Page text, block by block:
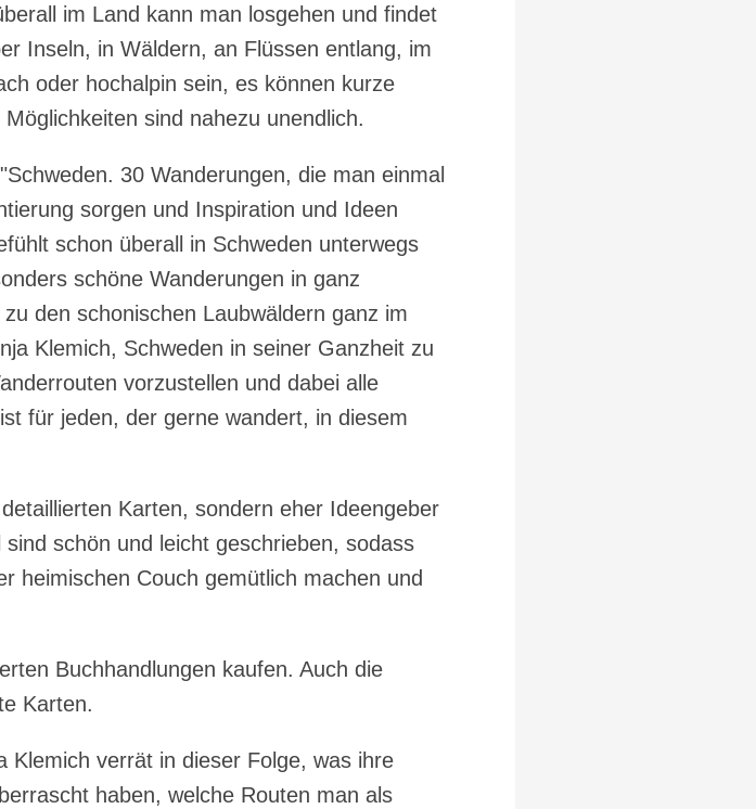
im Land kann man losgehen und findet
Inseln, in Wäldern, an Flüssen entlang, im
oder hochalpin sein, es können kurze
sind nahezu unendlich.
30 Wanderungen, die man einmal
sorgen und Inspiration und Ideen
schon überall in Schweden unterwegs
schöne Wanderungen in ganz
den schonischen Laubwäldern ganz im
Klemich, Schweden in seiner Ganzheit zu
vorzustellen und dabei alle
für jeden, der gerne wandert, in diesem
Karten, sondern eher Ideengeber
schön und leicht geschrieben, sodass
heimischen Couch gemütlich machen und
Buchhandlungen kaufen. Auch die
Karten.
Klemich verrät in dieser Folge, was ihre
haben, welche Routen man als